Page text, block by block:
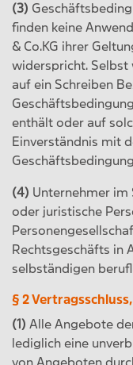
(3)
finden keine
& Co.KG ihrer
widerspricht. Selbst
auf ein Schreiben
enthält oder auf
Einverständnis mit
(4) Unternehmer im
oder juristische
Rechtsgeschäfts in
selbständigen
§ 2
(1) Alle Angebote
lediglich eine
von Angeboten